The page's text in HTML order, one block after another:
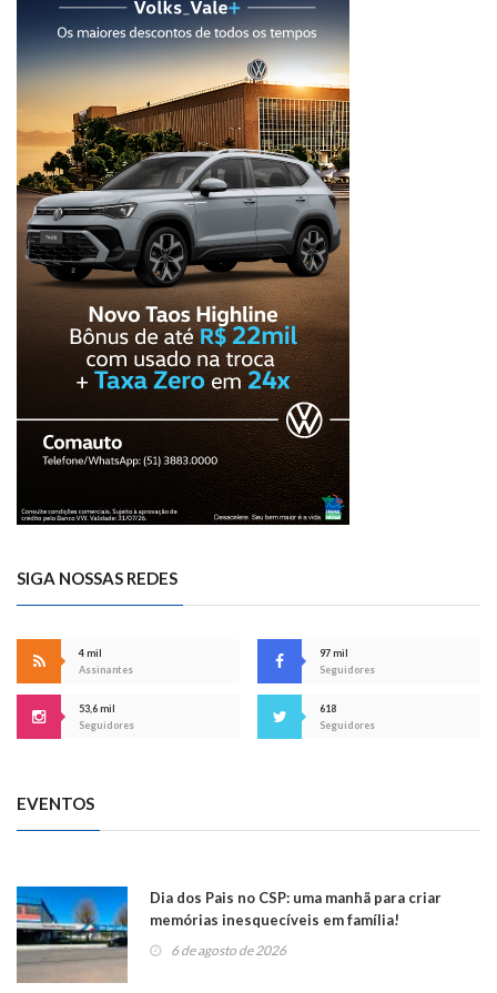
SIGA NOSSAS REDES
4 mil
Assinantes
97 mil
Seguidores
53,6 mil
Seguidores
618
Seguidores
EVENTOS
Dia dos Pais no CSP: uma manhã para criar
memórias inesquecíveis em família!
6 de agosto de 2026